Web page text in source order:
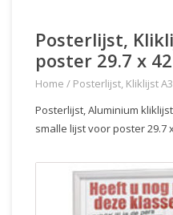
Posterlijst,
poster 29.7 x
Home / Posterlijst, Kliklijst
Posterlijst, Aluminium
smalle lijst voor poster 29.7